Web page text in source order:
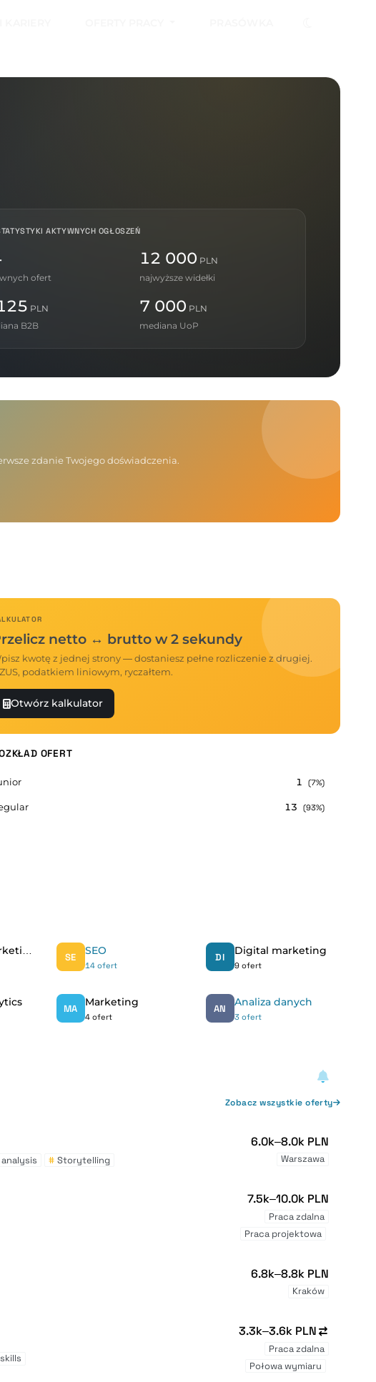
AKTYWNYCH OGŁOSZEŃ
ofert
12 000 PLN
najwyższe widełki
PLN
B2B
7 000 PLN
mediana UoP
zdanie Twojego doświadczenia.
netto ↔ brutto w 2 sekundy
kwotę z jednej strony — dostaniesz pełne rozliczenie z drugiej.
podatkiem liniowym, ryczałtem.
Otwórz kalkulator
OFERT
1 (7%)
13 (93%)
SE
SEO
14 ofert
DI
Digital marketing
9 ofert
MA
Marketing
4 ofert
AN
Analiza danych
3 ofert
Zobacz wszystkie oferty
# Storytelling
6.0k–8.0k PLN
Warszawa
7.5k–10.0k PLN
Praca zdalna
Praca projektowa
6.8k–8.8k PLN
Kraków
3.3k–3.6k PLN
Praca zdalna
Połowa wymiaru